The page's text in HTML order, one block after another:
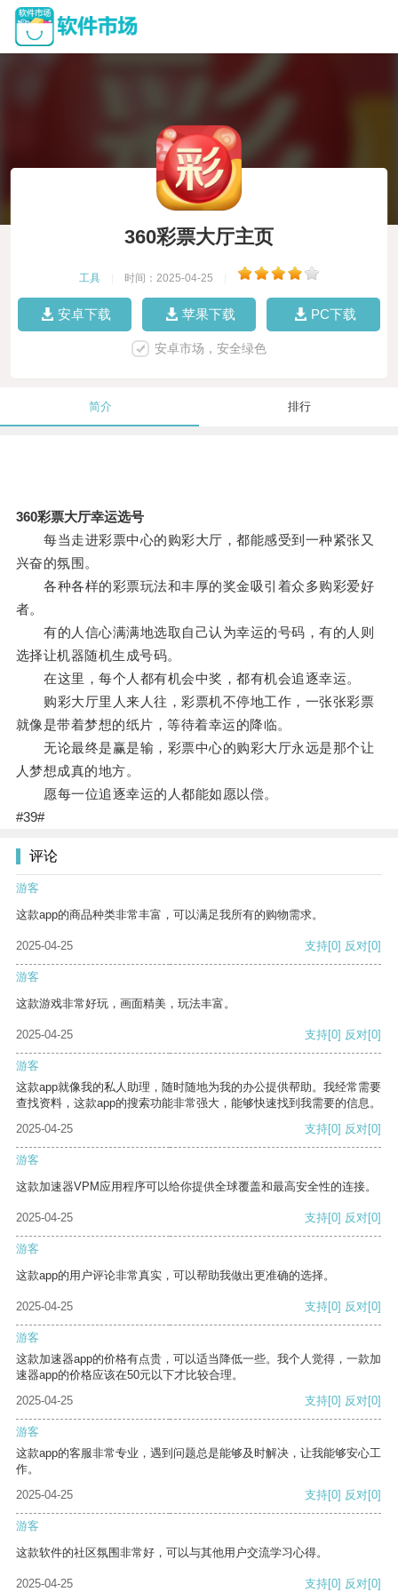
360彩票大厅主页
工具 时间：2025-04-25
安卓下载 苹果下载 PC下载
安卓市场，安全绿色
简介 排行
360彩票大厅幸运选号
每当走进彩票中心的购彩大厅，都能感受到一种紧张又
兴奋的氛围。
各种各样的彩票玩法和丰厚的奖金吸引着众多购彩爱好
者。
有的人信心满满地选取自己认为幸运的号码，有的人则
选择让机器随机生成号码。
在这里，每个人都有机会中奖，都有机会追逐幸运。
购彩大厅里人来人往，彩票机不停地工作，一张张彩票
就像是带着梦想的纸片，等待着幸运的降临。
无论最终是赢是输，彩票中心的购彩大厅永远是那个让
人梦想成真的地方。
愿每一位追逐幸运的人都能如愿以偿。
#39#
评论
游客
这款app的商品种类非常丰富，可以满足我所有的购物需求。
2025-04-25 支持[0] 反对[0]
游客
这款游戏非常好玩，画面精美，玩法丰富。
2025-04-25 支持[0] 反对[0]
游客
这款app就像我的私人助理，随时随地为我的办公提供帮助。我经常需要
查找资料，这款app的搜索功能非常强大，能够快速找到我需要的信息。
2025-04-25
支持[0] 反对[0]
游客
这款加速器VPM应用程序可以给你提供全球覆盖和最高安全性的连接。
2025-04-25 支持[0] 反对[0]
游客
这款app的用户评论非常真实，可以帮助我做出更准确的选择。
2025-04-25 支持[0] 反对[0]
游客
这款加速器app的价格有点贵，可以适当降低一些。我个人觉得，一款加
速器app的价格应该在50元以下才比较合理。
2025-04-25
支持[0] 反对[0]
游客
这款app的客服非常专业，遇到问题总是能够及时解决，让我能够安心工
作。
2025-04-25
支持[0] 反对[0]
游客
这款软件的社区氛围非常好，可以与其他用户交流学习心得。
2025-04-25 支持[0] 反对[0]